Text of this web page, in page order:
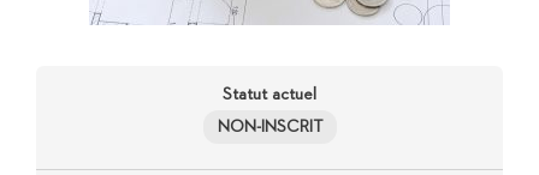
Statut actuel
NON-INSCRIT